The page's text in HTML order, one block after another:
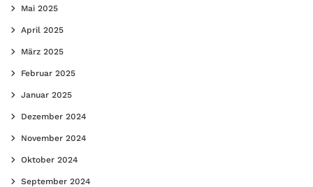
Mai 2025
April 2025
März 2025
Februar 2025
Januar 2025
Dezember 2024
November 2024
Oktober 2024
September 2024